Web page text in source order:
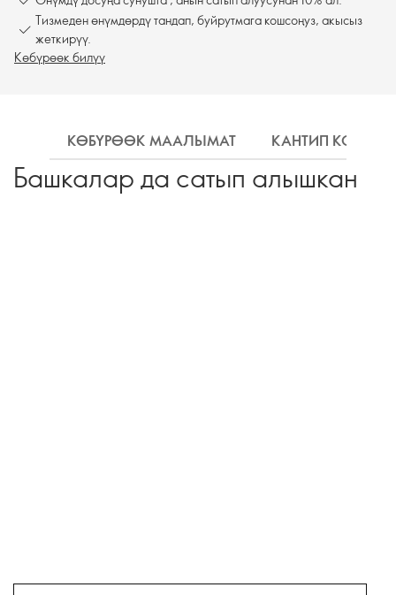
Тизмеден өнүмдөрдү тандап, буйрутмага кошсоңуз, акысыз
жеткирүү.
Көбүрөөк билүү
КӨБҮРӨӨК МААЛЫМАТ КАНТИП
Башкалар да сатып алышкан